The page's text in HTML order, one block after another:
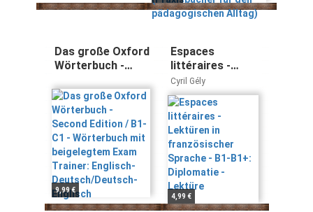
Das große Oxford
Wörterbuch -
B1-C1 -
Wörterbuch mit
beigelegtem Exam
Trainer: Englisch-
Deutsch/Deutsch-
Englisch
9,99 €
Espaces
littéraires -
Lektüren in
französischer
Sprache - B1-
B1+: Diplomatie
- Lektüre
Cyril Gély
4,99 €